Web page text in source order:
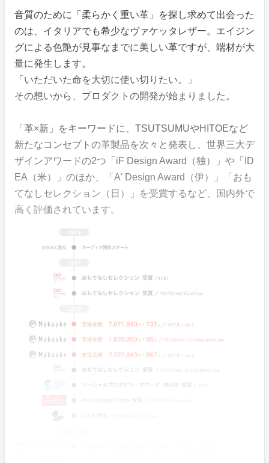
音質のために「柔らかく重い革」を探し求めて出会った
のは、イタリアでも希少なヴァケッタレザー。エイジン
グによる色艶が見事なまでに美しい革ですが、端材が大
量に発生します。
「いただいた命を大切に使い切りたい。」
その想いから、プロダクトの開発が始まりました。
「革×新」をキーワードに、TSUTSUMUやHITOEなど
新たなコンセプトの革製品を次々と発表し、世界三大デ
ザインアワードの2つ「iF Design Award（独）」や「ID
EA（米）」のほか、「A' Design Award（伊）」「おも
てなしセレクション（日）」を受賞するなど、国内外で
高く評価されています。